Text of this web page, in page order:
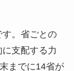
。省ごとの
支配する力
までに14省が